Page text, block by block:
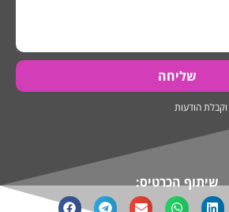
וקבלת הודעות
שליחה
שיתוף הכרטיס: